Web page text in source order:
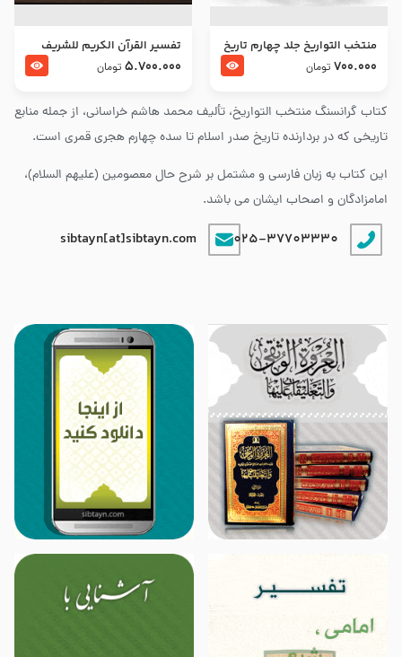
کتاب گرانسنگ منتخب التواريخ، تألیف محمد هاشم خراسانی، از جمله منابع
تاریخی که در بردارنده تاریخ صدر اسلام تا سده چهارم هجری قمری است.
این کتاب به زبان فارسی و مشتمل بر شرح حال معصومین (علیهم السلام)،
امامزادگان و اصحاب ایشان می باشد.
025-37703330
sibtayn[at]sibtayn.com
منتخب التواریخ جلد چهارم تاریخ
امام زین العابدین و امام محمد
700.000 تومان
تفسير القرآن الكريم للشريف
المرتضي قدس سرّه
5.700.000 تومان